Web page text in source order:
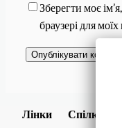
Зберегти моє
браузері для
Лінки Спілки